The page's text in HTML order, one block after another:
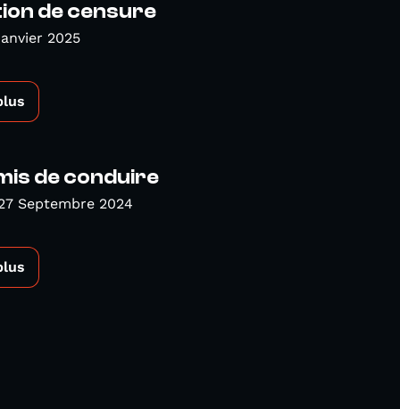
de censure
2025
de conduire
Septembre 2024